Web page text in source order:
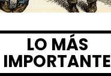
LO MÁS
IMPORTANTE